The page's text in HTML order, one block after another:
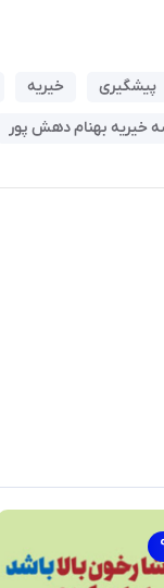
پیشگیری خیریه
خیریه بهنام دهش پور